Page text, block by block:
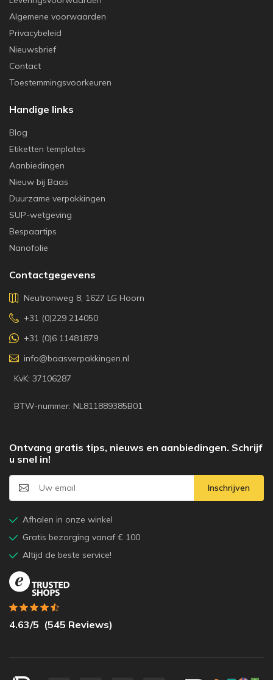
Algemene voorwaarden
Privacybeleid
Nieuwsbrief
Contact
Toestemmingsvoorkeuren
Handige links
Blog
Etiketten templates
Aanbiedingen
Nieuw bij Baas
Duurzame verpakkingen
SUP-wetgeving
Bespaartips
Nanofolie
Contactgegevens
Neutronweg 8, 1627 LG Hoorn
+31 (0)229 214050
+31 (0)6 11481879
info@baasverpakkingen.nl
KvK: 37106287
BTW-nummer: NL811889385B01
Ontvang gratis tips, nieuws en aanbiedingen. Schrijf
u snel in!
Inschrijven
Afhalen in onze winkel
Gratis bezorging vanaf € 100
Altijd de beste service!
4.63/5 (545 Reviews)